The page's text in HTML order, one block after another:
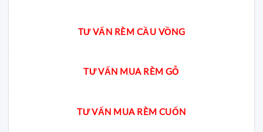
TƯ VẤN RÈM CẦU VỒNG
TƯ VẤN MUA RÈM GỖ
TƯ VẤN MUA RÈM CUỐN